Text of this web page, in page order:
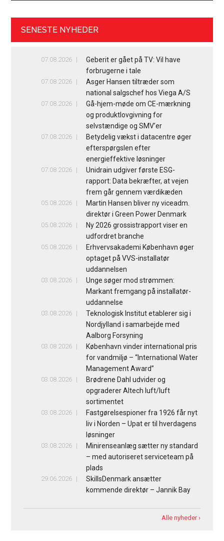
SENESTE NYHEDER
07.08.2026
Geberit er gået på TV: Vil have
forbrugerne i tale
07.08.2026
Asger Hansen tiltræder som
national salgschef hos Viega A/S
07.08.2026
Gå-hjem-møde om CE-mærkning
og produktlovgivning for
selvstændige og SMV’er
07.08.2026
Betydelig vækst i datacentre øger
efterspørgslen efter
energieffektive løsninger
07.08.2026
Unidrain udgiver første ESG-
rapport: Data bekræfter, at vejen
frem går gennem værdikæden
05.08.2026
Martin Hansen bliver ny viceadm.
direktør i Green Power Denmark
05.08.2026
Ny 2026 grossistrapport viser en
udfordret branche
05.08.2026
Erhvervsakademi København øger
optaget på VVS-installatør
uddannelsen
03.08.2026
Unge søger mod strømmen:
Markant fremgang på installatør-
uddannelse
03.08.2026
Teknologisk Institut etablerer sig i
Nordjylland i samarbejde med
Aalborg Forsyning
03.08.2026
København vinder international pris
for vandmiljø – “International Water
Management Award”
03.08.2026
Brødrene Dahl udvider og
opgraderer Altech luft/luft
sortimentet
03.08.2026
Fastgørelsespioner fra 1926 får nyt
liv i Norden – Upat er til hverdagens
løsninger
03.08.2026
Minirenseanlæg sætter ny standard
– med autoriseret serviceteam på
plads
29.06.2026
SkillsDenmark ansætter
kommende direktør – Jannik Bay
Alle nyheder ›